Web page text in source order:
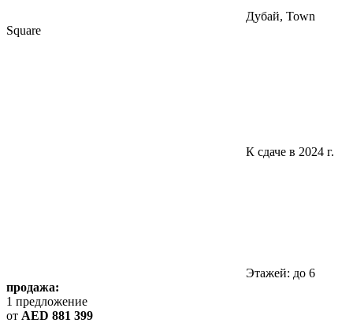
Дубай, Town
Square
К сдаче в 2024 г.
Этажей: до 6
продажа:
1 предложение
от AED 881 399